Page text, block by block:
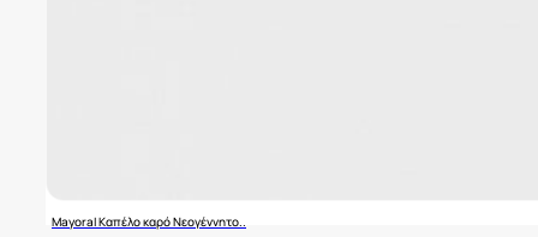
Mayoral Καπέλο καρό Νεογέννητο..